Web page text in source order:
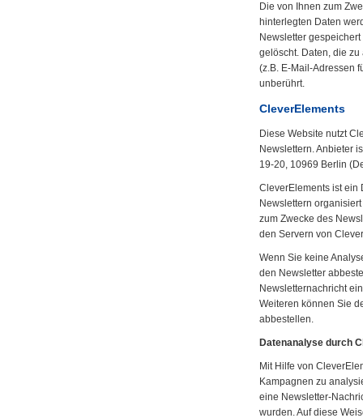
Die von Ihnen zum
hinterlegten Daten
Newsletter
gelöscht. Daten, die
(z.B. E-Mail-Adressen
unberührt.
CleverElements
Diese Website nutzt
Newslettern. Anbieter
19-20, 10969 Berlin
CleverElements ist ein
Newslettern
zum Zwecke des
den Servern von
Wenn Sie keine
den Newsletter
Newsletternachricht
Weiteren können Sie
abbestellen.
Datenanalyse durch
Mit Hilfe von
Kampagnen zu
eine Newsletter-
wurden. Auf diese